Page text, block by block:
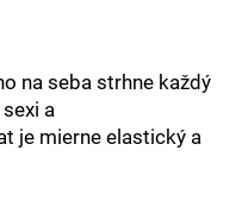
na seba strhne každý
a
je mierne elastický a